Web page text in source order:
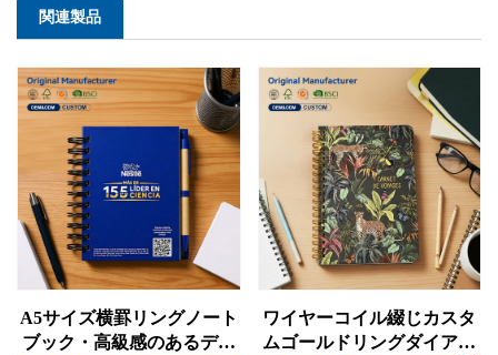
関連製品
A5サイズ横罫リングノート
ブック・高級感のあるデザ
ワイヤーコイル綴じカスタ
ムゴールドリングダイアリ